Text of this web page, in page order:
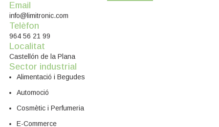
Email
info@limitronic.com
Telèfon
964 56 21 99
Localitat
Castellón de la Plana
Sector industrial
Alimentació i Begudes
Automoció
Cosmètic i Perfumeria
E-Commerce